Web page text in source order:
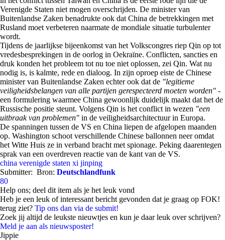
Verenigde Staten niet mogen overschrijden. De minister van
Buitenlandse Zaken benadrukte ook dat China de betrekkingen met
Rusland moet verbeteren naarmate de mondiale situatie turbulenter
wordt.
Tijdens de jaarlijkse bijeenkomst van het Volkscongres riep Qin op tot
vredesbesprekingen in de oorlog in Oekraïne. Conflicten, sancties en
druk konden het probleem tot nu toe niet oplossen, zei Qin. Wat nu
nodig is, is kalmte, rede en dialoog. In zijn oproep eiste de Chinese
minister van Buitenlandse Zaken echter ook dat de "legitieme
veiligheidsbelangen van alle partijen gerespecteerd moeten worden" -
een formulering waarmee China gewoonlijk duidelijk maakt dat het de
Russische positie steunt. Volgens Qin is het conflict in wezen "een
uitbraak van problemen" in de veiligheidsarchitectuur in Europa.
De spanningen tussen de VS en China liepen de afgelopen maanden
op. Washington schoot verschillende Chinese ballonnen neer omdat
het Witte Huis ze in verband bracht met spionage. Peking daarentegen
sprak van een overdreven reactie van de kant van de VS.
china verenigde staten xi jinping
Submitter: Bron: Deutschlandfunk
80
Help ons; deel dit item als je het leuk vond
Heb je een leuk of interessant bericht gevonden dat je graag op FOK!
terug ziet? Tip ons dan via de submit!
Zoek jij altijd de leukste nieuwtjes en kun je daar leuk over schrijven?
Meld je aan als nieuwsposter!
Jippie